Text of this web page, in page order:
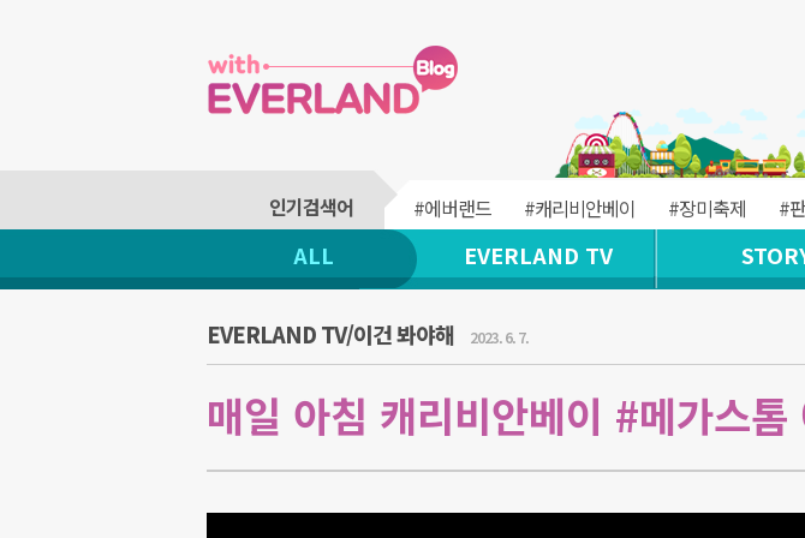
#에버랜드 #캐리비안베이 #장미축제 #
ALL EVERLAND TV
EVERLAND TV/이건 봐야해 2023. 6. 7.
매일 아침 캐리비안베이 #메가스